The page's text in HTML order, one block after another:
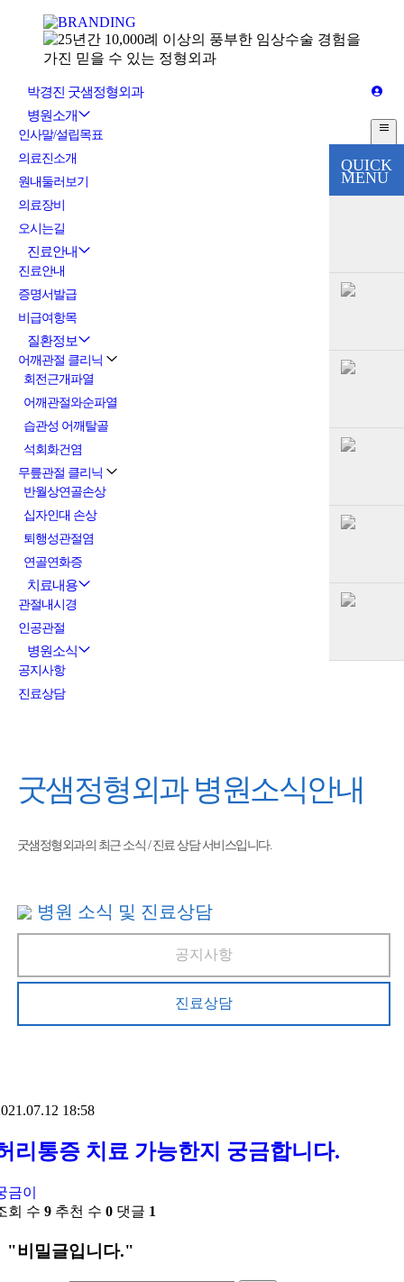
QUICK
MENU
박경진 굿샘정형외과
병원소개
인사말/설립목표
의료진소개
원내둘러보기
의료장비
오시는길
진료안내
진료안내
증명서발급
비급여항목
질환정보
어깨관절 클리닉
회전근개파열
어깨관절와순파열
습관성 어깨탈골
석회화건염
무릎관절 클리닉
반월상연골손상
십자인대 손상
퇴행성관절염
연골연화증
치료내용
관절내시경
인공관절
병원소식
공지사항
진료상담
굿샘정형외과병원소식안내
굿샘정형외과의 최근 소식 / 진료 상담 서비스입니다.
병원 소식 및 진료상담
공지사항
진료상담
18:58
리통증 치료 가능한지 궁금합니다.
금이
회 수 9 추천 수 0 댓글 1
"비밀글입니다."